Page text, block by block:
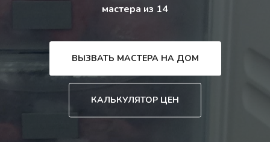
мастера из 14
ВЫЗВАТЬ МАСТЕРА НА ДОМ
КАЛЬКУЛЯТОР ЦЕН